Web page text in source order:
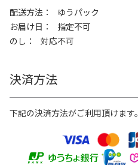
配送方法
ゆうパック
お届け日
指定不可
のし
対応不可
決済方法
下記の決済方法がご利用頂けます。